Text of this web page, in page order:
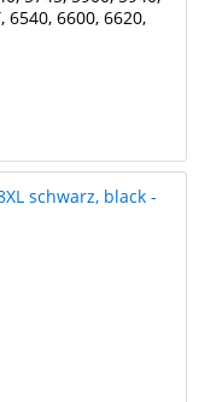
6540, 6600, 6620,
D4100, D4145,